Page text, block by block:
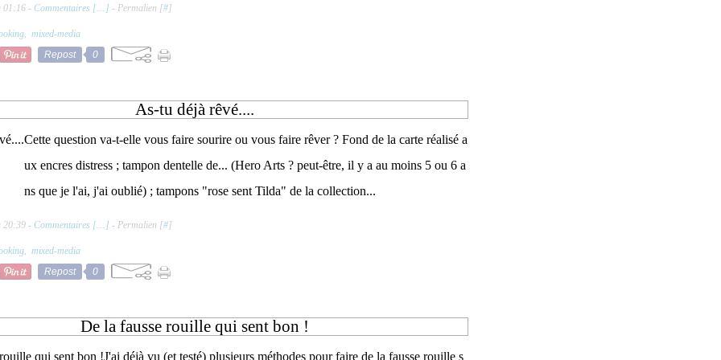
01:16 - Commentaires [… ] - Permalien [#]
, mixed-media
Repost
0
As-tu déjà rêvé....
Cette question va-t-elle vous faire sourire ou vous faire rêver ? Fond de la carte réalisé a
ux encres distress ; tampon dentelle de... (Hero Arts ? peut-être, il y a au moins 5 ou 6 a
ns que je l'ai, j'ai oublié) ; tampons "rose sent Tilda" de la collection...
20:39 - Commentaires [… ] - Permalien [#]
, mixed-media
Repost
0
De la fausse rouille qui sent bon !
J'ai déjà vu (et testé) plusieurs méthodes pour faire de la fausse rouille s